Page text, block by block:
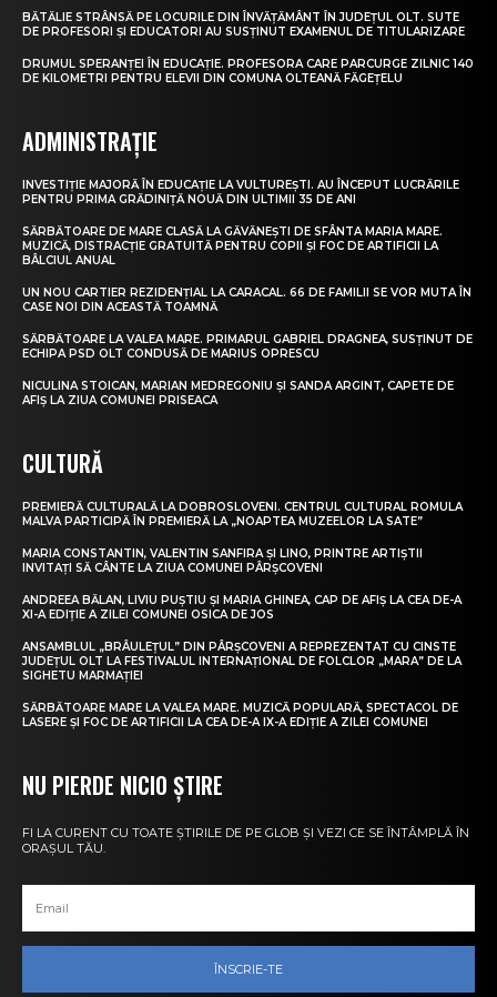
BĂTĂLIE STRÂNSĂ PE LOCURILE DIN ÎNVĂȚĂMÂNT ÎN JUDEȚUL OLT. SUTE
DE PROFESORI ȘI EDUCATORI AU SUSȚINUT EXAMENUL DE TITULARIZARE
DRUMUL SPERANȚEI ÎN EDUCAȚIE. PROFESORA CARE PARCURGE ZILNIC 140
DE KILOMETRI PENTRU ELEVII DIN COMUNA OLTEANĂ FĂGEȚELU
ADMINISTRAȚIE
INVESTIȚIE MAJORĂ ÎN EDUCAȚIE LA VULTUREȘTI. AU ÎNCEPUT LUCRĂRILE
PENTRU PRIMA GRĂDINIȚĂ NOUĂ DIN ULTIMII 35 DE ANI
SĂRBĂTOARE DE MARE CLASĂ LA GĂVĂNEȘTI DE SFÂNTA MARIA MARE.
MUZICĂ, DISTRACȚIE GRATUITĂ PENTRU COPII ȘI FOC DE ARTIFICII LA
BÂLCIUL ANUAL
UN NOU CARTIER REZIDENȚIAL LA CARACAL. 66 DE FAMILII SE VOR MUTA ÎN
CASE NOI DIN ACEASTĂ TOAMNĂ
SĂRBĂTOARE LA VALEA MARE. PRIMARUL GABRIEL DRAGNEA, SUSȚINUT DE
ECHIPA PSD OLT CONDUSĂ DE MARIUS OPRESCU
NICULINA STOICAN, MARIAN MEDREGONIU ȘI SANDA ARGINT, CAPETE DE
AFIȘ LA ZIUA COMUNEI PRISEACA
CULTURĂ
PREMIERĂ CULTURALĂ LA DOBROSLOVENI. CENTRUL CULTURAL ROMULA
MALVA PARTICIPĂ ÎN PREMIERĂ LA „NOAPTEA MUZEELOR LA SATE”
MARIA CONSTANTIN, VALENTIN SANFIRA ȘI LINO, PRINTRE ARTIȘTII
INVITAȚI SĂ CÂNTE LA ZIUA COMUNEI PÂRȘCOVENI
ANDREEA BĂLAN, LIVIU PUȘTIU ȘI MARIA GHINEA, CAP DE AFIȘ LA CEA DE-A
XI-A EDIȚIE A ZILEI COMUNEI OSICA DE JOS
ANSAMBLUL „BRÂULEȚUL” DIN PÂRȘCOVENI A REPREZENTAT CU CINSTE
JUDEȚUL OLT LA FESTIVALUL INTERNAȚIONAL DE FOLCLOR „MARA” DE LA
SIGHETU MARMAȚIEI
SĂRBĂTOARE MARE LA VALEA MARE. MUZICĂ POPULARĂ, SPECTACOL DE
LASERE ȘI FOC DE ARTIFICII LA CEA DE-A IX-A EDIȚIE A ZILEI COMUNEI
NU PIERDE NICIO ȘTIRE
FI LA CURENT CU TOATE ȘTIRILE DE PE GLOB ȘI VEZI CE SE ÎNTÂMPLĂ ÎN
ORAȘUL TĂU.
ÎNSCRIE-TE